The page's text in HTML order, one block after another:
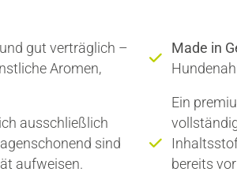
gut verträglich –
Aromen,
ausschließlich
sind
aufweisen.
Made in
Ein
bereits